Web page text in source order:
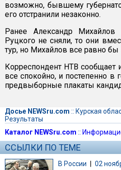
возможно, бывшему
его отстранили незаконно.
Ранее Александр
Руцкого не сняли, то они
тур, но Михайлов все равно бы
Корреспондент НТВ сообщает
все спокойно, и постепенно в
предвыборные плакаты
Досье NEWSru.com :: Курская
Результаты
Каталог NEWSru.com ::
ССЫЛКИ ПО ТЕМЕ
В России | 02